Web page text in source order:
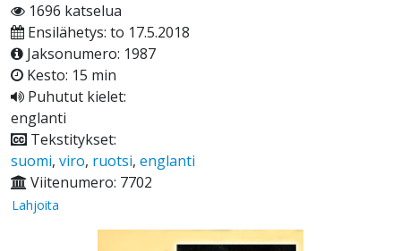
1696 katselua
Ensilähetys: to 17.5.2018
Jaksonumero: 1987
Kesto: 15 min
Puhutut kielet:
englanti
Tekstitykset:
suomi, viro, ruotsi, englanti
Viitenumero: 7702
Lahjoita